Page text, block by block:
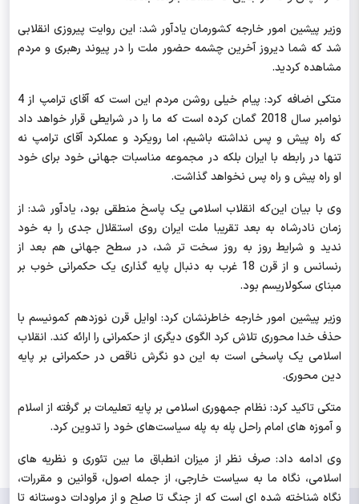
وزیر پیشین امور خارجه كشورمان یادآور شد: این روایت پیروزی انقلابی
شد که شما دیروز آخرین چشمه حضور ملت را در پیوند رهبری و مردم
مشاهده کردید.
متکی اضافه کرد: پیام خیلی روشن مردم این است که آقای ترامپ از 4
نوامبر سال 2018 گمان کرده است که ما را در شرایطی قرار خواهد داد
که راه پیش و پس نداشته باشیم، اما رویکرد و عملکرد آقای ترامپ نه
تنها در رابطه با ایران بلکه در مجموعه مناسبات جهانی خود برای خود
او راه پیش و راه پس نخواهد گذاشت.
وی با بیان این‌که انقلاب اسلامی یک پاسخ منطقی بود، یادآور شد: از
زمان نادرشاه به بعد تقریبا ملت ایران روی استقلال جدی را به خود
ندید و شرایط روز به روز سخت تر شد، در سطح جهانی هم بعد از
رنسانس و از قرن 18
غرب به دنبال پایه گذاری یک حکمرانی خوب بر
مبنای سکولاریسم بود.
وزیر پیشین امور خارجه خاطرنشان کرد: اوایل قرن نوزدهم کمونیسم با
حذف خدا محوری تلاش کرد الگوی دیگری از حکمرانی را ارائه کند. انقلاب
اسلامی یک پاسخی است به این دو نگرش ناقص در حکمرانی بر پایه
دین محوری.
متکی تاکید کرد: نظام جمهوری اسلامی بر پایه تعلیمات بر گرفته از اسلام
و آموزه های امام راحل پله به پله سیاست‌های خود را تدوین کرد.
وی ادامه داد: صرف نظر از میزان انطباق ما بین تئوری و نظریه های
اسلامی، نگاه ما به سیاست خارجی، از جمله اصول، قوانین و مقررات،
نگاه شناخته شده ای است که از جنگ تا صلح و از مراودات دوستانه تا